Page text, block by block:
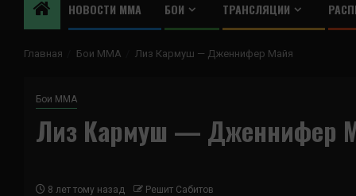
НОВОСТИ ММА БОИ ТРАНСЛЯЦИИ
Главная Бои ММА Лиз Кармуш — Дженнифер Майя
Бои ММА
Лиз Кармуш — Дженнифер
8 лет тому назад Решит Сабитов